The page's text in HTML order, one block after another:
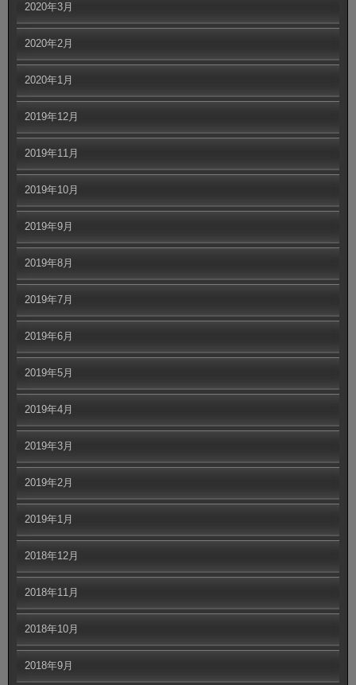
2020年3月
2020年2月
2020年1月
2019年12月
2019年11月
2019年10月
2019年9月
2019年8月
2019年7月
2019年6月
2019年5月
2019年4月
2019年3月
2019年2月
2019年1月
2018年12月
2018年11月
2018年10月
2018年9月